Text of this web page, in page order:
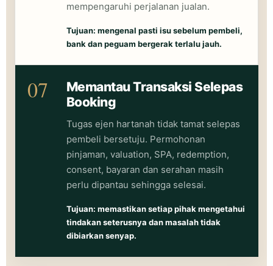
mempengaruhi perjalanan jualan.
Tujuan: mengenal pasti isu sebelum pembeli,
bank dan peguam bergerak terlalu jauh.
07
Memantau Transaksi Selepas
Booking
Tugas ejen hartanah tidak tamat selepas
pembeli bersetuju. Permohonan
pinjaman, valuation, SPA, redemption,
consent, bayaran dan serahan masih
perlu dipantau sehingga selesai.
Tujuan: memastikan setiap pihak mengetahui
tindakan seterusnya dan masalah tidak
dibiarkan senyap.